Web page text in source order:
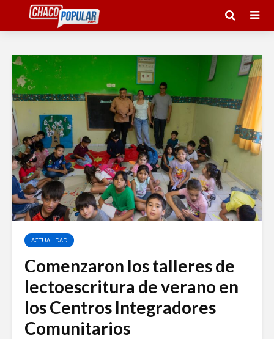
ACTUALIDAD
Comenzaron los talleres de
lectoescritura de verano en
los Centros Integradores
Comunitarios